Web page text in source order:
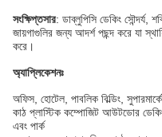
সংক্ষিপ্তসার: ডাব্লুপিসি ডেকিং সৌন্দর্য,
জায়গাগুলির জন্য আদর্শ পছন্দ করে যা
করে।
অ্যাপ্লিকেশনঃ
অফিস, হোটেল, পাবলিক বিল্ডিং,
কাঠ প্লাস্টিক কম্পোজিট আউটডোর
এবং পার্ক